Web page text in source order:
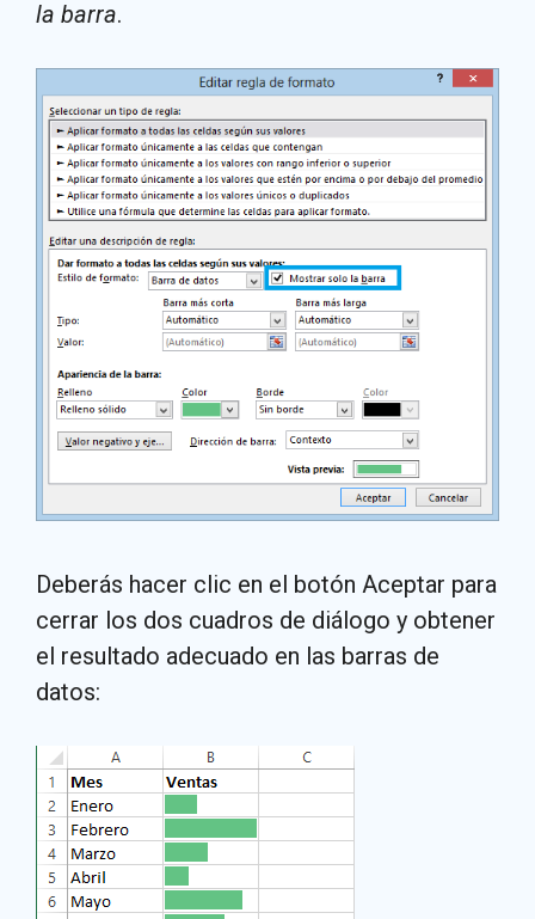
la barra.
Deberás hacer clic en el botón Aceptar para
cerrar los dos cuadros de diálogo y obtener
el resultado adecuado en las barras de
datos: